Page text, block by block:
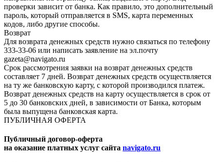
проверки зависит от банка. Как правило, это дополнительный
пароль, который отправляется в SMS, карта переменных
кодов, либо другие способы.
Возврат
Для возврата денежных средств нужно связаться по телефону
333-33-06 или написать заявление на эл.почту
gazeta@navigato.ru
Срок рассмотрения заявки на возврат денежных средств
составляет 7 дней. Возврат денежных средств осуществляется
на ту же банковскую карту, с которой производился платеж.
Возврат денежных средств на карту осуществляется в срок от
5 до 30 банковских дней, в зависимости от Банка, которым
была выпущена банковская карта.
ПУБЛИЧНАЯ ОФЕРТА
Публичный договор-оферта
на оказание платных услуг сайта navigato.ru